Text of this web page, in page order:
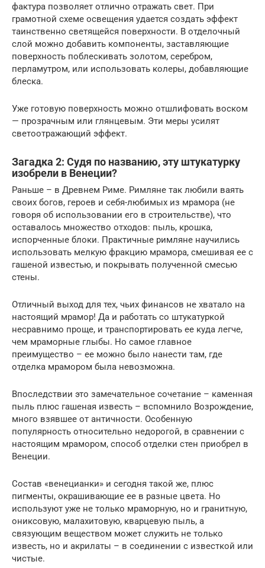
фактура позволяет отлично отражать свет. При
грамотной схеме освещения удается создать эффект
таинственно светящейся поверхности. В отделочный
слой можно добавить компоненты, заставляющие
поверхность поблескивать золотом, серебром,
перламутром, или использовать колеры, добавляющие
блеска.
Уже готовую поверхность можно отшлифовать воском
— прозрачным или глянцевым. Эти меры усилят
светоотражающий эффект.
Загадка 2: Судя по названию, эту штукатурку
изобрели в Венеции?
Раньше – в Древнем Риме. Римляне так любили ваять
своих богов, героев и себя-любимых из мрамора (не
говоря об использовании его в строительстве), что
оставалось множество отходов: пыль, крошка,
испорченные блоки. Практичные римляне научились
использовать мелкую фракцию мрамора, смешивая ее с
гашеной известью, и покрывать полученной смесью
стены.
Отличный выход для тех, чьих финансов не хватало на
настоящий мрамор! Да и работать со штукатуркой
несравнимо проще, и транспортировать ее куда легче,
чем мраморные глыбы. Но самое главное
преимущество – ее можно было нанести там, где
отделка мрамором была невозможна.
Впоследствии это замечательное сочетание – каменная
пыль плюс гашеная известь – вспомнило Возрождение,
много взявшее от античности. Особенную
популярность относительно недорогой, в сравнении с
настоящим мрамором, способ отделки стен приобрел в
Венеции.
Состав «венецианки» и сегодня такой же, плюс
пигменты, окрашивающие ее в разные цвета. Но
используют уже не только мраморную, но и гранитную,
ониксовую, малахитовую, кварцевую пыль, а
связующим веществом может служить не только
известь, но и акрилаты – в соединении с известкой или
чистые.